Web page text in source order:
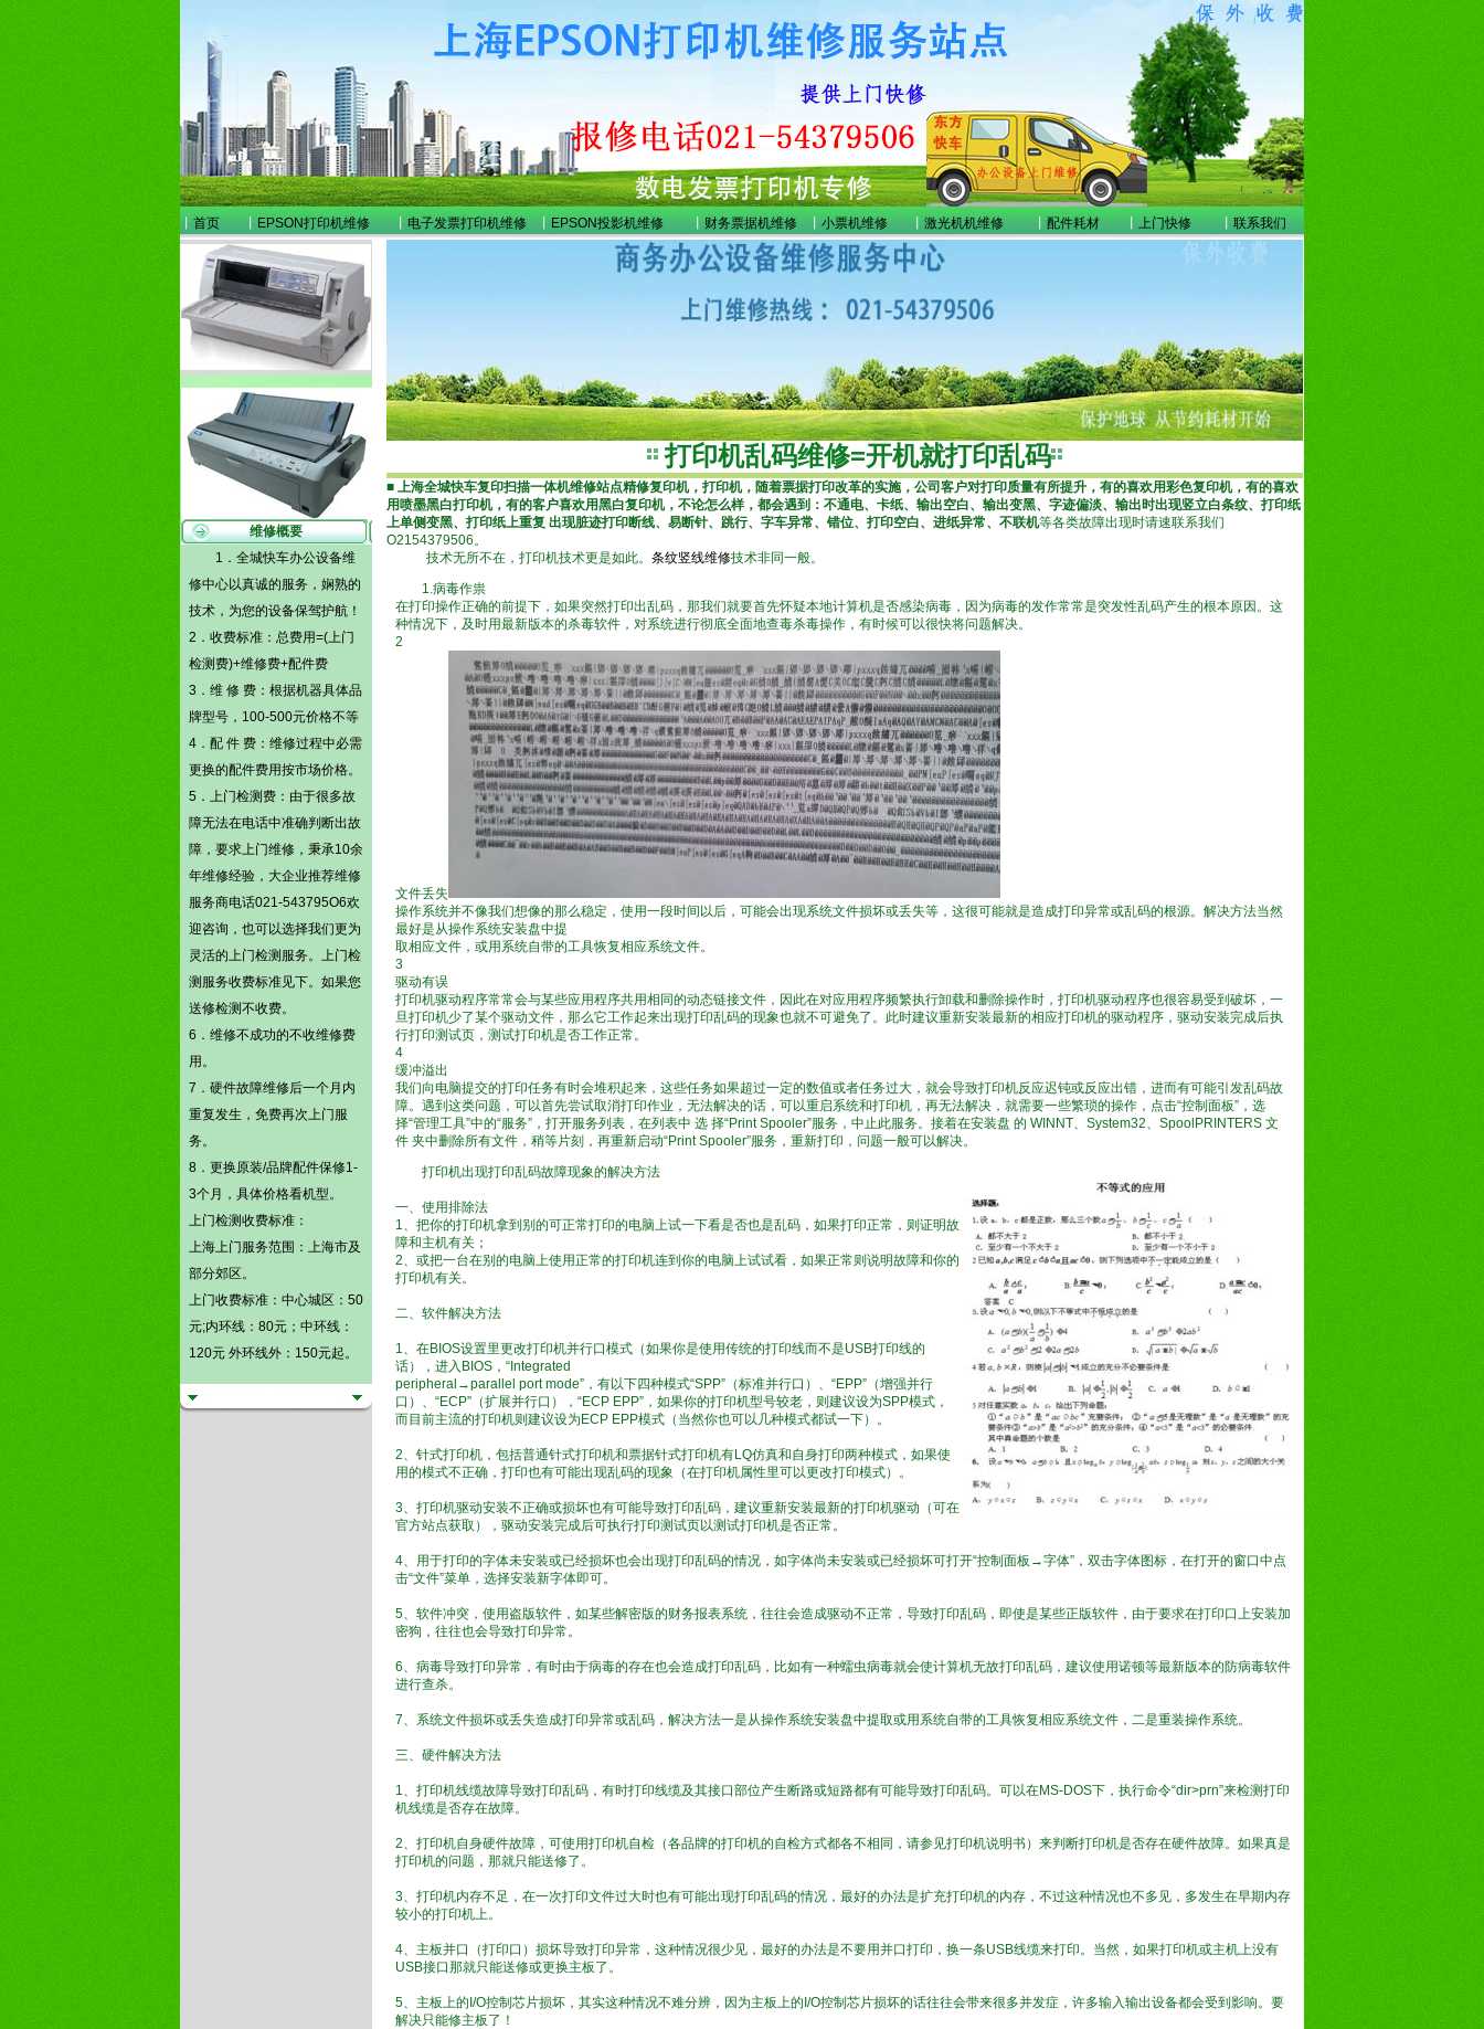
首页 EPSON打印机维修 电子发票打印机维修 EPSON投影机维修 财务票据机维修 小票机维修 激光机机维修 配件耗材 上门快修 联系我们
维修概要
1．全城快车办公设备维
修中心以真诚的服务，娴熟的
技术，为您的设备保驾护航！
2．收费标准：总费用=(上门
检测费)+维修费+配件费
3．维 修 费：根据机器具体品
牌型号，100-500元价格不等
4．配 件 费：维修过程中必需
更换的配件费用按市场价格。
5． 上门检测费 ：由于很多故
障无法在电话中准确判断出故
障，要求上门维修，秉承10余
年维修经验，大企业推荐维修
服务商电话021-543795O6欢
迎咨询，也可以选择我们更为
灵活的上门检测 服务。 上门检
测 服务收费标准见下。如果您
送修检测不收费。
6．维修不成功的不收维修费
用。
7．硬件故障维修后一个月内
重复发生，免费再次上门服
务。
8．更换原装/品牌配件保修1-
3个月，具体价格看机型。
上门检测收费标准：
上海上门服务范围：上海市及
部分郊区。
上门收费标准：中心城区：50
元;内环线：80元；中环线：
120元 外环线外：150元起。
打印机乱码维修=开机就打印乱码
■ 上海全城快车复印扫描一体机维修站点精修复印机，打印机，随着票据打印改革的实施，公司客户对打印质量有所提升，有的喜欢用彩色复印机，有的喜欢
用喷墨黑白打印机，有的客户喜欢用黑白复印机，不论怎么样，都会遇到：不通电、卡纸、输出空白、输出变黑、字迹偏淡、输出时出现竖立白条纹、打印纸
上单侧变黑、打印纸上重复 出现脏迹打印断线、易断针、跳行、字车异常、错位、打印空白、进纸异常、不联机等各类故障出现时请速联系我们
O2154379506。
技术无所不在，打印机技术更是如此。 条纹竖线维修技术非同一般。
1.病毒作祟
在打印操作正确的前提下，如果突然打印出乱码，那我们就要首先怀疑本地计算机是否感染病毒，因为病毒的发作常常是突发性乱码产生的根本原因。这
种情况下，及时用最新版本的杀毒软件，对系统进行彻底全面地查毒杀毒操作，有时候可以很快将问题解决。
2
文件丢失
操作系统并不像我们想像的那么稳定，使用一段时间以后，可能会出现系统文件损坏或丢失等，这很可能就是造成打印异常或乱码的根源。解决方法当然
最好是从操作系统安装盘中提
取相应文件，或用系统自带的工具恢复相应系统文件。
3
驱动有误
打印机驱动程序常常会与某些应用程序共用相同的动态链接文件，因此在对应用程序频繁执行卸载和删除操作时，打印机驱动程序也很容易受到破坏，一
旦打印机少了某个驱动文件，那么它工作起来出现打印乱码的现象也就不可避免了。此时建议重新安装最新的相应打印机的驱动程序，驱动安装完成后执
行打印测试页，测试打印机是否工作正常。
4
缓冲溢出
我们向电脑提交的打印任务有时会堆积起来，这些任务如果超过一定的数值或者任务过大，就会导致打印机反应迟钝或反应出错，进而有可能引发乱码故
障。遇到这类问题，可以首先尝试取消打印作业，无法解决的话，可以重启系统和打印机，再无法解决，就需要一些繁琐的操作，点击“控制面板”，选
择“管理工具”中的“服务”，打开服务列表，在列表中 选 择“Print Spooler”服务，中止此服务。接着在安装盘 的 WINNT、System32、SpoolPRINTERS 文
件 夹中删除所有文件，稍等片刻，再重新启动“Print Spooler”服务，重新打印，问题一般可以解决。
打印机出现打印乱码故障现象的解决方法
一、使用排除法
1、把你的打印机拿到别的可正常打印的电脑上试一下看是否也是乱码，如果打印正常，则证明故
障和主机有关；
2、或把一台在别的电脑上使用正常的打印机连到你的电脑上试试看，如果正常则说明故障和你的
打印机有关。
二、软件解决方法
1、在BIOS设置里更改打印机并行口模式（如果你是使用传统的打印线而不是USB打印线的
话），进入BIOS，“Integrated
peripheral→parallel port mode”，有以下四种模式“SPP”（标准并行口）、“EPP”（增强并行
口）、“ECP”（扩展并行口），“ECP EPP”，如果你的打印机型号较老，则建议设为SPP模式，
而目前主流的打印机则建议设为ECP EPP模式（当然你也可以几种模式都试一下）。
2、针式打印机，包括普通针式打印机和票据针式打印机有LQ仿真和自身打印两种模式，如果使
用的模式不正确，打印也有可能出现乱码的现象（在打印机属性里可以更改打印模式）。
3、打印机驱动安装不正确或损坏也有可能导致打印乱码，建议重新安装最新的打印机驱动（可在
官方站点获取），驱动安装完成后可执行打印测试页以测试打印机是否正常。
4、用于打印的字体未安装或已经损坏也会出现打印乱码的情况，如字体尚未安装或已经损坏可打开“控制面板→字体”，双击字体图标，在打开的窗口中点
击“文件”菜单，选择安装新字体即可。
5、软件冲突，使用盗版软件，如某些解密版的财务报表系统，往往会造成驱动不正常，导致打印乱码，即使是某些正版软件，由于要求在打印口上安装加
密狗，往往也会导致打印异常。
6、病毒导致打印异常，有时由于病毒的存在也会造成打印乱码，比如有一种蠕虫病毒就会使计算机无故打印乱码，建议使用诺顿等最新版本的防病毒软件
进行查杀。
7、系统文件损坏或丢失造成打印异常或乱码，解决方法一是从操作系统安装盘中提取或用系统自带的工具恢复相应系统文件，二是重装操作系统。
三、硬件解决方法
1、打印机线缆故障导致打印乱码，有时打印线缆及其接口部位产生断路或短路都有可能导致打印乱码。可以在MS-DOS下，执行命令“dir>prn”来检测打印
机线缆是否存在故障。
2、打印机自身硬件故障，可使用打印机自检（各品牌的打印机的自检方式都各不相同，请参见打印机说明书）来判断打印机是否存在硬件故障。如果真是
打印机的问题，那就只能送修了。
3、打印机内存不足，在一次打印文件过大时也有可能出现打印乱码的情况，最好的办法是扩充打印机的内存，不过这种情况也不多见，多发生在早期内存
较小的打印机上。
4、主板并口（打印口）损坏导致打印异常，这种情况很少见，最好的办法是不要用并口打印，换一条USB线缆来打印。当然，如果打印机或主机上没有
USB接口那就只能送修或更换主板了。
5、主板上的I/O控制芯片损坏，其实这种情况不难分辨，因为主板上的I/O控制芯片损坏的话往往会带来很多并发症，许多输入输出设备都会受到影响。要
解决只能修主板了！